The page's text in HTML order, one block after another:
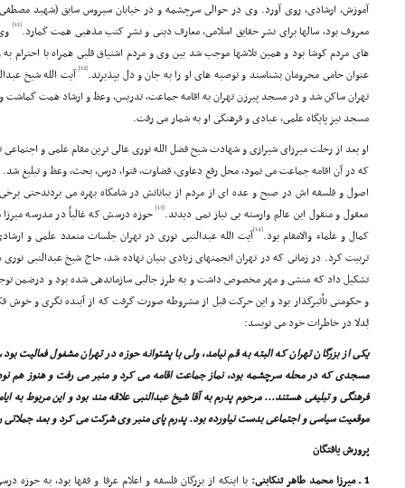
آموزش، ارشادى، روى آورد. وى در حوالى سرچشمه و در خیابان سیروس سابق (شهید
معروف بود، سالها براى نشر حقایق اسلامى، معارف دینى و نشر کتب مذهبى همت گمارد.[11]
هاى مردم کوشا بود و همین تلاشها موجب شد بین وى و مردم اشتیاق قلبى همراه با احترام به
عنوان حامى محرومان بشناسند و توصیه هاى او را به جان و دل بپذیرند.[12]
آیت الله شیخ
تهران ساکن شد و در مسجد پیرزن تهران به اقامه جماعت، تدریس، وعظ و ارشاد همت
مسجد نیز پایگاه علمى، عبادى و فرهنگى او به شمار مى رفت.
او بعد از رحلت میرزاى شیرازى و شهادت شیخ فضل الله نورى عالى ترین مقام علمى و
که در آن اقامه جماعت مى نمود، محل رفع دعاوى، قضاوت، فتوا، درس، بحث، وعظ و تبلیغ
اصول و فلسفه اش در صبح و عده اى از مردم از بیاناتش در شامگاه بهره مى بردندحتى
معقول و منقول این عالم وارسته بى نیاز نمى دیدند.[13]
حوزه درسش که غالباً در مدرسه
کمال و علماء والامقام بود.[14]
آیت الله عبدالنبى نورى در تهران جلسات متعدد علمى و
تربیت کرد. در زمانى که در تهران انجمنهاى زیادى بنیان نهاده شد، حاج شیخ عبدالنبى
تشکیل داد که منشى و مهر مخصوص داشت و به طرز جالبى سازماندهى شده بود و درضمن
و حکومتى تأثیرگذار بود و این حرکت قبل از مشروطه صورت گرفت که از آینده نگرى و خوش
بُدلا در خاطرات خود مى نویسد:
یکى از بزرگان تهران که البته به قم نیامد، ولى با پشتوانه حوزه در تهران مشغول فعالیت
مسجدى که در محله سرچشمه بود، نماز جماعت اقامه مى کرد و منبر مى رفت و هنوز هم نوه
فرهنگى و تبلیغى هستند... مرحوم پدرم به آقا شیخ عبدالنبى علاقه مند بود و این مربوط به
موقعیت سیاسى و اجتماعى بدست نیاورده بود. پدرم پاى منبر وى شرکت مى کرد و بعد جملاتى
پرورش یافتگان
1 ـ میرزا محمد طاهر تنکابنى:
با اینکه از بزرگان فلسفه و اعلام عرفا و فقها بود، به